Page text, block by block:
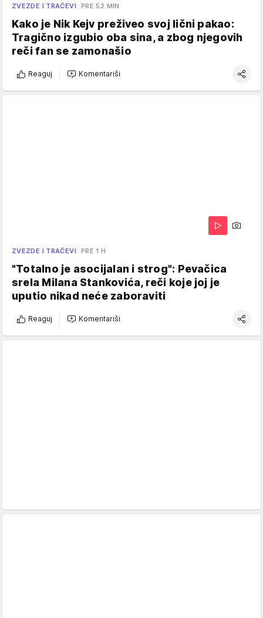
ZVEZDE I TRAČEVI PRE 52 MIN
Kako je Nik Kejv preživeo svoj lični pakao:
Tragično izgubio oba sina, a zbog njegovih
reči fan se zamonašio
Reaguj Komentariši
ZVEZDE I TRAČEVI PRE 1 H
"Totalno je asocijalan i strog": Pevačica
srela Milana Stankovića, reči koje joj je
uputio nikad neće zaboraviti
Reaguj Komentariši